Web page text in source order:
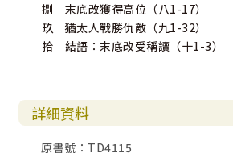
捌 末底改獲得高位（八1-17）
玖 猶太人戰勝仇敵（九1-32）
拾 結語：末底改受稱讀（十1-3）
詳細資料
原書號：TD4115